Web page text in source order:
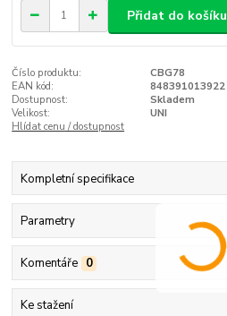
Přidat do košíku
Číslo produktu:
CBG78
EAN kód:
848391013922
Dostupnost:
Skladem
Velikost:
UNI
Hlídat cenu / dostupnost
Kompletní specifikace
Parametry
Komentáře 0
Ke stažení